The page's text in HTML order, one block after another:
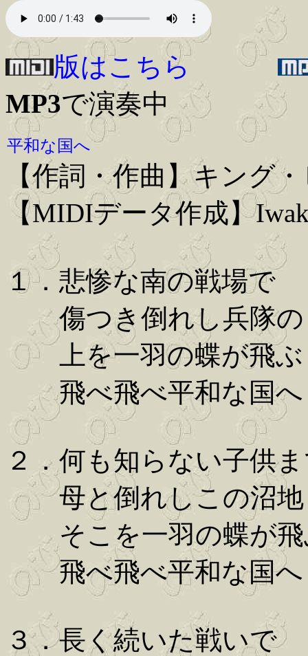
版はこちら
MP3で演奏中
平和な国へ
【作詞・作曲】キング
【MIDIデータ作成】
１．悲惨な南の戦場で
傷つき倒れし兵隊の
上を一羽の蝶が飛ぶ
飛べ飛べ平和な国へ
２．何も知らない子供
母と倒れしこの沼地
そこを一羽の蝶が飛
飛べ飛べ平和な国へ
３．長く続いた戦いで